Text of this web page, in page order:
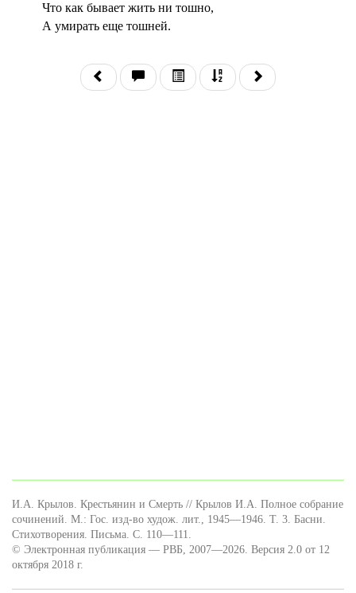
Что как бывает жить ни тошно,
А умирать еще тошней.
И.А. Крылов. Крестьянин и Смерть // Крылов И.А. Полное собрание
сочинений. М.: Гос. изд-во худож. лит., 1945—1946. Т. 3. Басни.
Стихотворения. Письма. C. 110—111.
© Электронная публикация — РВБ, 2007—2026. Версия 2.0 от 12
октября 2018 г.